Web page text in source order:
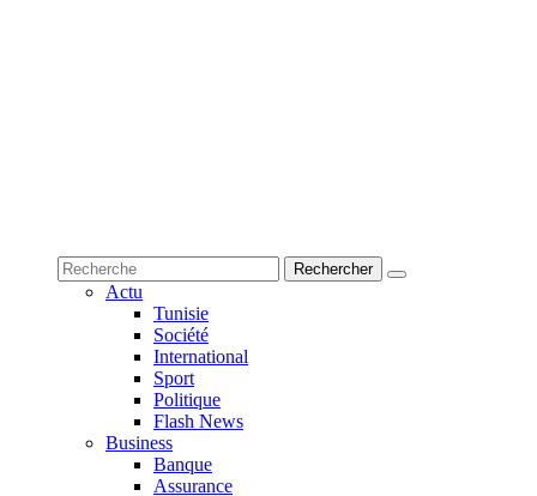
Actu
Tunisie
Société
International
Sport
Politique
Flash News
Business
Banque
Assurance